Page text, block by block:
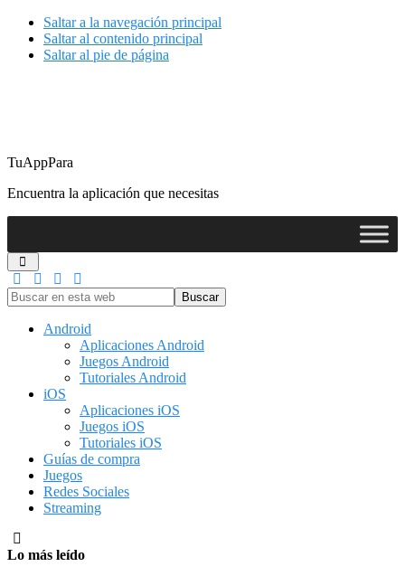
Saltar a la navegación principal
Saltar al contenido principal
Saltar al pie de página
TuAppPara
Encuentra la aplicación que necesitas
Buscar
en
Android
Aplicaciones Android
Juegos Android
Tutoriales Android
iOS
Aplicaciones iOS
Juegos iOS
Tutoriales iOS
Guías de compra
Juegos
Redes Sociales
Streaming
Lo más leído